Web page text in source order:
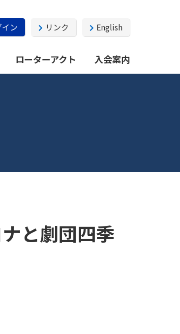
ン リンク English
ローターアクト 入会案内
と劇団四季